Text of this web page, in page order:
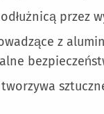
przez
z